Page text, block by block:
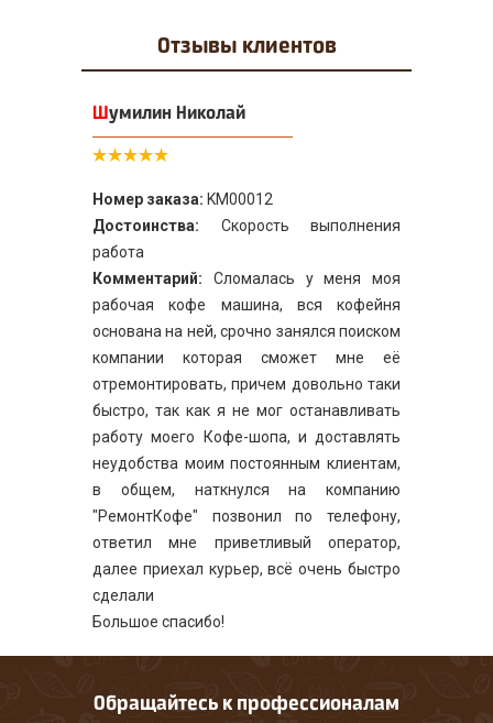
Отзывы клиентов
Шумилин Николай
Номер заказа: KM00012
Достоинства: Скорость выполнения
работа
Комментарий: Сломалась у меня моя
рабочая кофе машина, вся кофейня
основана на ней, срочно занялся поиском
компании которая сможет мне её
отремонтировать, причем довольно таки
быстро, так как я не мог останавливать
работу моего Кофе-шопа, и доставлять
неудобства моим постоянным клиентам,
в общем, наткнулся на компанию
"РемонтКофе" позвонил по телефону,
ответил мне приветливый оператор,
далее приехал курьер, всё очень быстро
сделали
Большое спасибо!
Обращайтесь к профессионалам